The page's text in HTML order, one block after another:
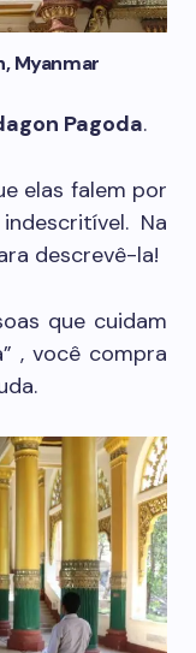
Myanmar
Pagoda.
elas falem por
Na
descrevê-la!
que cuidam
, você compra